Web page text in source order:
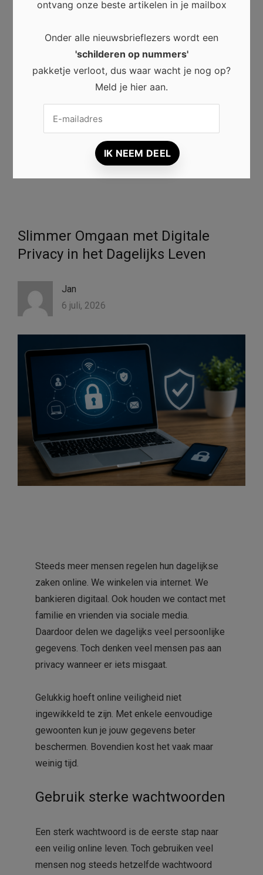
ontmoetingsplaats voor kunstenaars, verzamelaars en
stimuleren culturele activiteiten en maken kunst
toegankelijk voor een breed publiek.
Daarnaast zorgen persoonlijke ontmoetingen,
ervoor dat bezoekers kunst op een diepere manier
beleven. Wie regelmatig een galerie bezoekt, ontdekt
niet alleen bijzondere kunstwerken, maar draagt ook bij
aan een levendige en creatieve kunstwereld.
Slimmer Omgaan met Digitale
Privacy in het Dagelijks Leven
Jan
6 juli, 2026
Steeds meer mensen regelen hun dagelijkse
zaken online. We winkelen via internet. We
bankieren digitaal. Ook houden we contact met
familie en vrienden via sociale media.
Daardoor delen we dagelijks veel persoonlijke
gegevens. Toch denken veel mensen pas aan
privacy wanneer er iets misgaat.
Gelukkig hoeft online veiligheid niet
ingewikkeld te zijn. Met enkele eenvoudige
gewoonten kun je jouw gegevens beter
beschermen. Bovendien kost het vaak maar
weinig tijd.
Gebruik sterke wachtwoorden
Een sterk wachtwoord is de eerste stap naar
een veilig online leven. Toch gebruiken veel
mensen nog steeds hetzelfde wachtwoord
ontvang onze beste artikelen in je mailbox
Onder alle nieuwsbrieflezers wordt een
'schilderen op nummers'
pakketje verloot, dus waar wacht je nog op?
Meld je hier aan.